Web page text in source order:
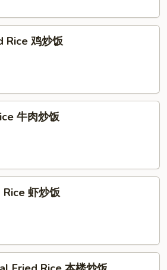
Rice 鸡炒饭
牛肉炒饭
虾炒饭